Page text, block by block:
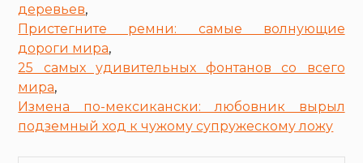
деревьев,
Пристегните ремни: самые волнующие
дороги мира,
25 самых удивительных фонтанов со всего
мира,
Измена по-мексикански: любовник вырыл
подземный ход к чужому супружескому ложу